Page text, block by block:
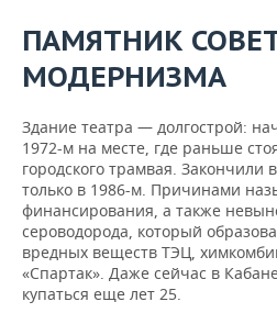
ПАМЯТНИК
МОДЕРНИЗМА
Здание театра — долгострой:
1972-м на месте, где раньше
городского трамвая. Закончили
только в 1986-м. Причинами
финансирования, а также
сероводорода, который
вредных веществ ТЭЦ,
«Спартак». Даже сейчас в
купаться еще лет 25.